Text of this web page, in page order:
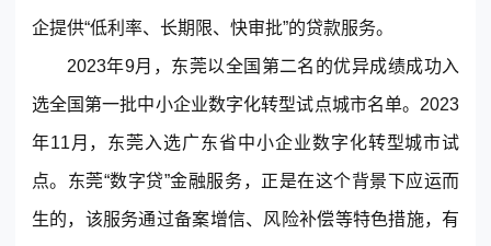
企提供“低利率、长期限、快审批”的贷款服务。
2023年9月，东莞以全国第二名的优异成绩成功入
选全国第一批中小企业数字化转型试点城市名单。2023
年11月，东莞入选广东省中小企业数字化转型城市试
点。东莞“数字贷”金融服务，正是在这个背景下应运而
生的，该服务通过备案增信、风险补偿等特色措施，有